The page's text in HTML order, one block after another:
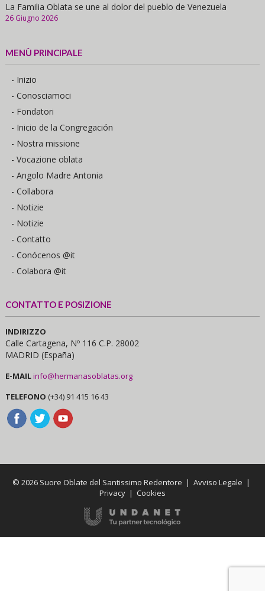
La Familia Oblata se une al dolor del pueblo de Venezuela
26 Giugno 2026
MENÙ PRINCIPALE
- Inizio
- Conosciamoci
- Fondatori
- Inicio de la Congregación
- Nostra missione
- Vocazione oblata
- Angolo Madre Antonia
- Collabora
- Notizie
- Notizie
- Contatto
- Conócenos @it
- Colabora @it
CONTATTO E POSIZIONE
INDIRIZZO
Calle Cartagena, Nº 116 C.P. 28002
MADRID (España)
E-MAILinfo@hermanasoblatas.org
TELEFONO (+34) 91 415 16 43
© 2026 Suore Oblate del Santissimo Redentore |Avviso Legale |
Privacy| Cookies